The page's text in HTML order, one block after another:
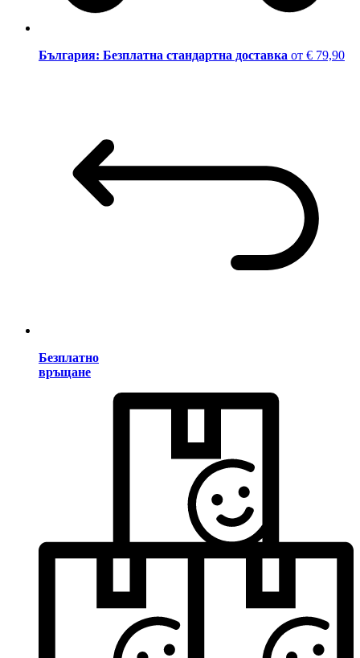
България: Безплатна стандартна доставка от € 79,90
Безплатно
връщане